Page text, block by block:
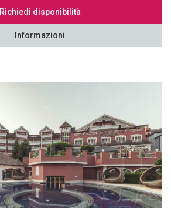
Richiedi disponibilità
Informazioni